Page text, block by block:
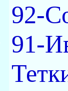
92-
91-